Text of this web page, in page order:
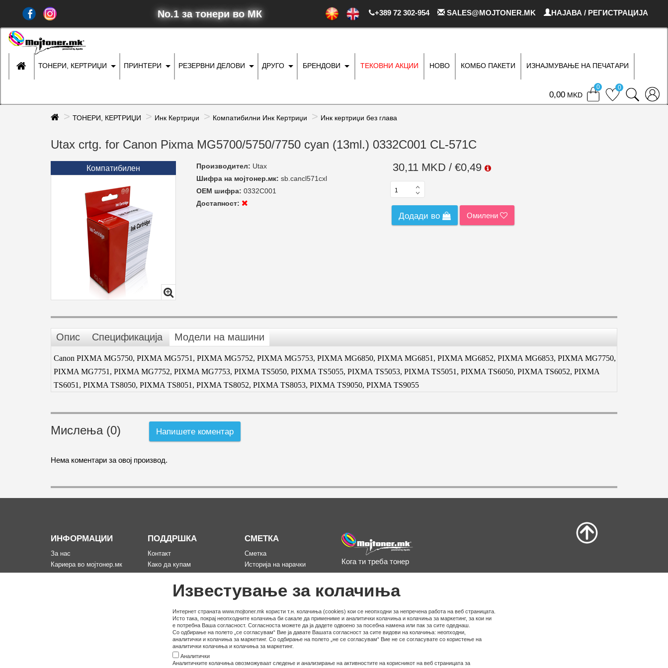
Известување за колачиња
Интернет страната www.mojtoner.mk користи т.н. колачиња (cookies) кои се неопходни за непречена работа на веб страницата.
Исто така, покрај неопходните колачиња би сакале да примениме и аналитички колачиња и колачиња за маркетинг, за кои ни
е потребна Ваша согласност. Согласноста можете да ја дадете одвоено за посебна намена или пак за сите одеднаш.
Со одбирање на полето „се согласувам“ Вие ја давате Вашата согласност за сите видови на колачиња: неопходни,
аналитички и колачиња за маркетинг. Со одбирање на полето „не се согласувам“ Вие не се согласувате со користење на
аналитички колачиња и колачиња за маркетинг.
Аналитички
Аналитичките колачиња овозможуваат следење и анализирање на активностите на корисникот на веб страницата за
No.1 за тонери во МК +389 72 302-954 SALES@MOJTONER.MK НАЈАВА / РЕГИСТРАЦИЈА
ТОНЕРИ, КЕРТРИЏИ ПРИНТЕРИ РЕЗЕРВНИ ДЕЛОВИ ДРУГО БРЕНДОВИ ТЕКОВНИ АКЦИИ НОВО КОМБО ПАКЕТИ ИЗНАЈМУВАЊЕ НА ПЕЧАТАРИ
0 MKD
0 0
ТОНЕРИ, КЕРТРИЏИ Инк Кертриџи Компатибилни Инк Кертриџи Инк кертриџи без глава
Utax crtg. for Canon Pixma MG5700/5750/7750 cyan (13ml.) 0332C001 CL-571C
Компатибилен Производител: Utax
Шифра на мојтонер.мк: sb.cancl571cxl
ОЕМ шифра: 0332C001
Достапност:
30,11 MKD / €0,49
Додади во Омилени
Опис Спецификација Модели на машини
Canon PIXMA MG5750, PIXMA MG5751, PIXMA MG5752, PIXMA MG5753, PIXMA MG6850, PIXMA MG6851, PIXMA MG6852, PIXMA MG6853, PIXMA MG7750,
PIXMA MG7751, PIXMA MG7752, PIXMA MG7753, PIXMA TS5050, PIXMA TS5055, PIXMA TS5053, PIXMA TS5051, PIXMA TS6050, PIXMA TS6052, PIXMA
TS6051, PIXMA TS8050, PIXMA TS8051, PIXMA TS8052, PIXMA TS8053, PIXMA TS9050, PIXMA TS9055
Мислења (0) Напишете коментар
Нема коментари за овој производ.
ИНФОРМАЦИИ
За нас
Кариера во мојтонер.мк
Информации за испорака
ПОДДРШКА
Контакт
Како да купам
Рекламација за производ
Мапа на сајтот
СМЕТКА
Сметка
Историја на нарачки
Омилени
Кога ти треба тонер